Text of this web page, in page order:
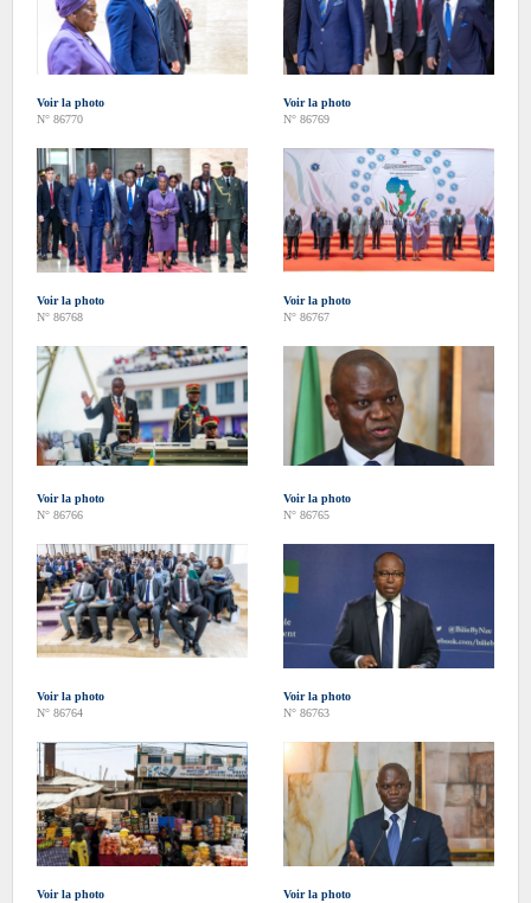
Voir la photo
N° 86770
Voir la photo
N° 86769
Voir la photo
N° 86768
Voir la photo
N° 86767
Voir la photo
N° 86766
Voir la photo
N° 86765
Voir la photo
N° 86764
Voir la photo
N° 86763
Voir la photo
Voir la photo